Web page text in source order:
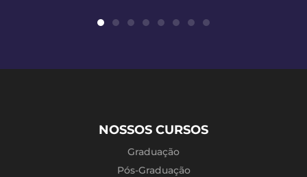
NOSSOS CURSOS
Graduação
Pós-Graduação